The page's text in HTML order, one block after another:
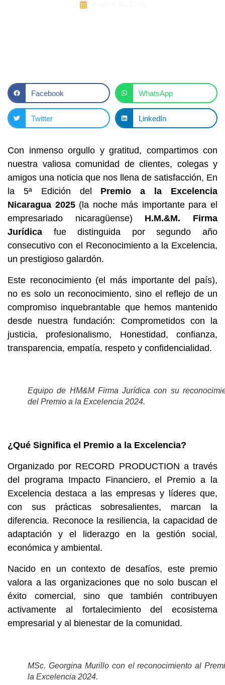
Facebook WhatsApp
Twitter LinkedIn
Con inmenso orgullo y gratitud, compartimos con
nuestra valiosa comunidad de clientes, colegas y
amigos una noticia que nos llena de satisfacción, En
la 5ª Edición del Premio a la Excelencia
Nicaragua 2025(la noche más importante para el
empresariado nicaragüense) H.M.&M. Firma
Jurídica fue distinguida por segundo año
consecutivo con el Reconocimiento a la Excelencia,
un prestigioso galardón.
Este reconocimiento (el más importante del país),
no es solo un reconocimiento, sino el reflejo de un
compromiso inquebrantable que hemos mantenido
desde nuestra fundación: Comprometidos con la
justicia, profesionalismo, Honestidad, confianza,
transparencia, empatía, respeto y confidencialidad.
Equipo de HM&M Firma Jurídica con su
del Premio a la Excelencia 2024.
¿Qué Significa el Premio a la Excelencia?
Organizado por RECORD PRODUCTION a través
del programa Impacto Financiero, el Premio a la
Excelencia destaca a las empresas y líderes que,
con sus prácticas sobresalientes, marcan la
diferencia. Reconoce la resiliencia, la capacidad de
adaptación y el liderazgo en la gestión social,
económica y ambiental.
Nacido en un contexto de desafíos, este premio
valora a las organizaciones que no solo buscan el
éxito comercial, sino que también contribuyen
activamente al fortalecimiento del ecosistema
empresarial y al bienestar de la comunidad.
MSc. Georgina Murillo con el reconocimiento al
la Excelencia 2024.